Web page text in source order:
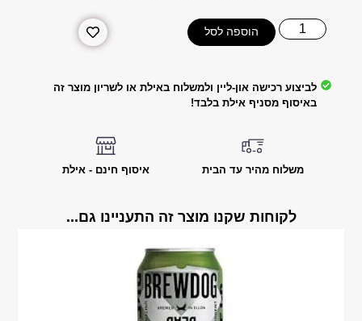
הוספה לסל
לביצוע רכישה און-ליין ולמשלוח באילת או לשריון מוצר זה
באיסוף מסניף אילת בלבד!
משלוח מהיר עד הבית איסוף חינם - אילת
לקוחות שקנו מוצר זה התעניינו גם...